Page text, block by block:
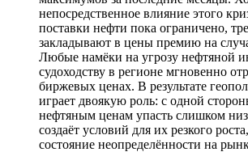
непосредственное влияние этого
поставки нефти пока ограничено,
закладывают в цены премию на
Любые намёки на угрозу нефтяной
судоходству в регионе мгновенно
биржевых ценах. В результате
играет двоякую роль: с одной
нефтяным ценам упасть слишком
создаёт условий для их резкого
состояние неопределённости на